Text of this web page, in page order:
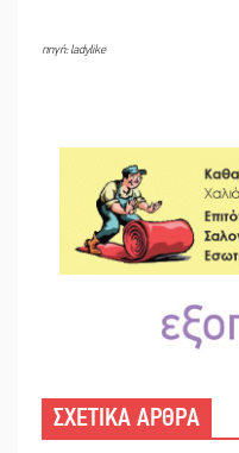
πηγή: ladylike
ΣΧΕΤΙΚΑ ΑΡΘΡΑ